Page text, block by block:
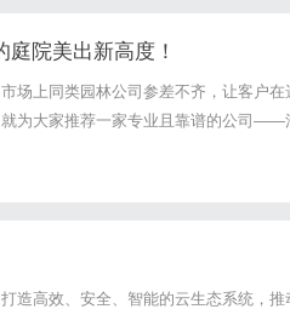
院美出新高度！
场上同类园林公司参差不齐，让客户在
为大家推荐一家专业且靠谱的公司——
一、全链条一体化服务，一站式解决园
不畅的问题。比如设计方案和实...
造高效、安全、智能的云生态系统，推